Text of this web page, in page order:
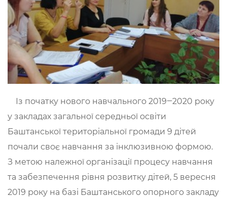
Із початку нового навчального 2019‒2020 року
у закладах загальної середньої освіти
Баштанської територіальної громади 9 дітей
почали своє навчання за інклюзивною формою.
З метою належної організації процесу навчання
та забезпечення рівня розвитку дітей, 5 вересня
2019 року на базі Баштанського опорного закладу